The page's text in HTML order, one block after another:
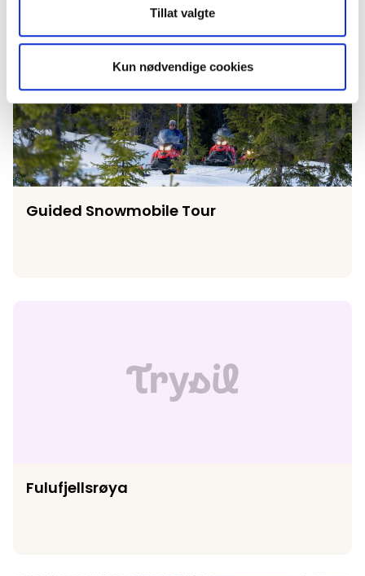
Tillat valgte
Kun nødvendige cookies
Guided Snowmobile Tour
Guided Snowmobile Tour
Fulufjellsrøya